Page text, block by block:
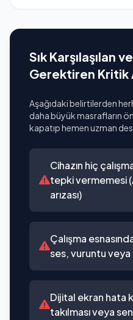
Sık Karşılaşılan
Gerektiren Kritik
Aşağıdaki belirtilerden
daha büyük masrafların
kapatıp hemen uzman
Cihazın hiç
tepki vermemesi
arızası)
Çalışma
ses, vuruntu veya
Dijital ekran hata
takılması veya